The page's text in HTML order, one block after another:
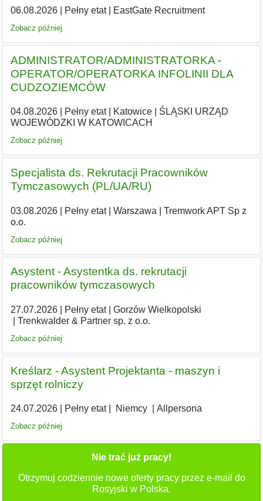
06.08.2026| Pełny etat| EastGate Recruitment
Zobacz później
ADMINISTRATOR/ADMINISTRATORKA -
OPERATOR/OPERATORKA INFOLINII DLA
CUDZOZIEMCÓW
04.08.2026| Pełny etat| Katowice|
ŚLĄSKI URZĄD
WOJEWÓDZKI W KATOWICACH
Zobacz później
Specjalista ds. Rekrutacji Pracowników
Tymczasowych (PL/UA/RU)
03.08.2026| Pełny etat| Warszawa
Tremwork APT Sp z
o.o.
Zobacz później
Asystent - Asystentka ds. rekrutacji
pracowników tymczasowych
27.07.2026| Pełny etat| Gorzów Wielkopolski
Trenkwalder & Partner sp. z o.o.
Zobacz później
Kreślarz - Asystent Projektanta - maszyn i
sprzęt rolniczy
24.07.2026| Pełny etat| Niemcy Allpersona
Zobacz później
Nie trać już pracy!
Otrzymuj codziennie nowe oferty pracy przez e-mail do
Rosyjski w Polska.